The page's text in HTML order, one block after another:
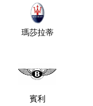
瑪莎拉蒂
賓利